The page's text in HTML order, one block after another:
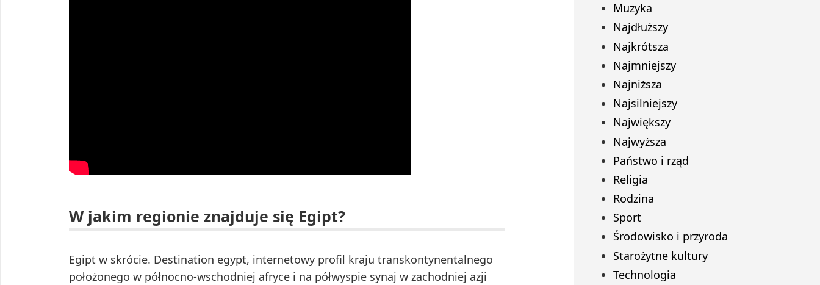
W jakim regionie znajduje się Egipt?
Egipt w skrócie. Destination egypt, internetowy profil kraju transkontynentalnego
położonego w północno-wschodniej afryce i na półwyspie synaj w zachodniej azji
Muzyka
Najdłuższy
Najkrótsza
Najmniejszy
Najniższa
Najsilniejszy
Największy
Najwyższa
Państwo i rząd
Religia
Rodzina
Sport
Środowisko i przyroda
Starożytne kultury
Technologia